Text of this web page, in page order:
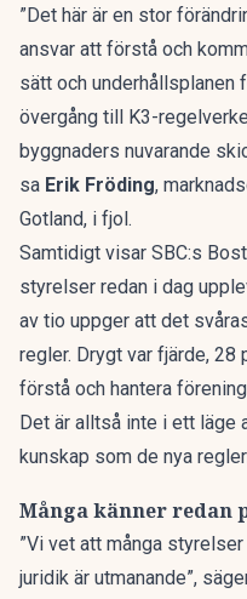
”Det här är en stor
ansvar att förstå och
sätt och underhållsplanen
övergång till K3-
byggnaders nuvarande
sa Erik Fröding,
Gotland, i fjol.
Samtidigt visar SBC:s
styrelser redan i dag
av tio uppger att det
regler. Drygt var fjärde,
förstå och hantera
Det är alltså inte i ett läge
kunskap som de nya
Många känner redan
”Vi vet att många
juridik är utmanande”,